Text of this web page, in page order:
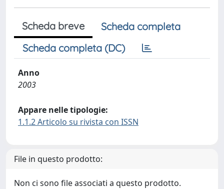
Scheda breve
Scheda completa
Scheda completa (DC)
Anno
2003
Appare nelle tipologie:
1.1.2 Articolo su rivista con ISSN
File in questo prodotto:
Non ci sono file associati a questo prodotto.